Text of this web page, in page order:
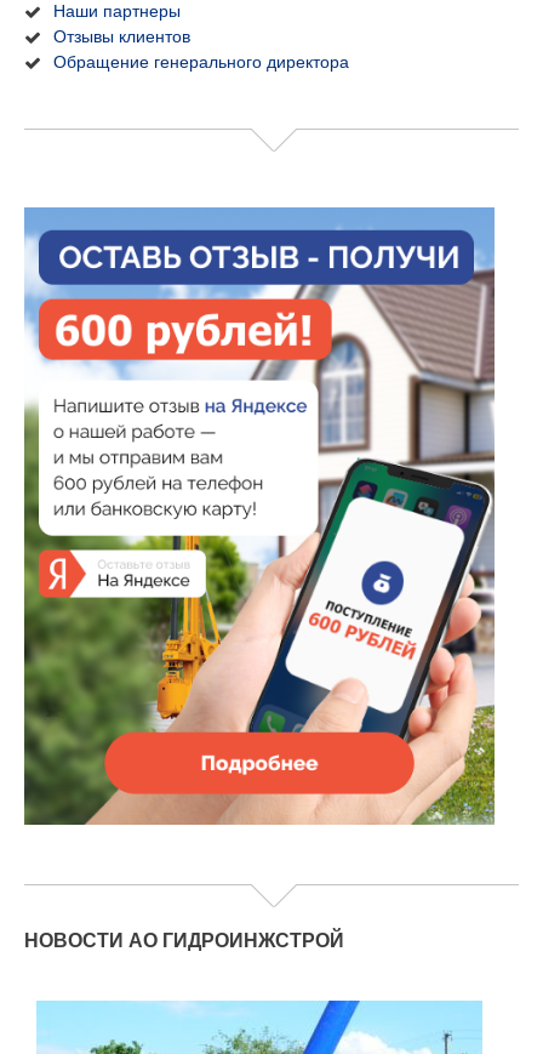
Наши партнеры
Отзывы клиентов
Обращение генерального директора
НОВОСТИ АО ГИДРОИНЖСТРОЙ